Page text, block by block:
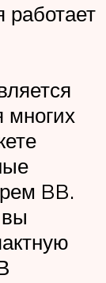
работает
многих
BB.